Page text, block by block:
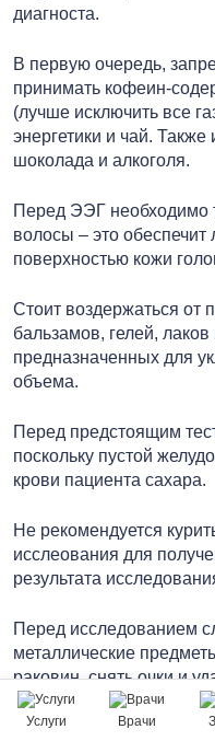
диагноста.
В первую очередь,
принимать кофеин-
(лучше исключить все
энергетики и чай.
шоколада и алкоголя.
Перед ЭЭГ необходимо
волосы – это обеспечит
поверхностью кожи
Стоит воздержаться от
бальзамов, гелей,
предназначенных для
объема.
Перед предстоящим
поскольку пустой
крови пациента сахара.
Не рекомендуется
исслеования для
результата
Перед исследованием
металлические
раковин, снять очки и
Если есть такая
Услуги Врачи